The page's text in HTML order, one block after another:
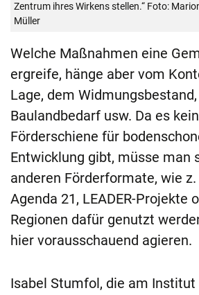
Zentrum ihres Wirkens stellen.“ Foto:
Müller
Welche Maßnahmen eine
ergreife, hänge aber vom
Lage, dem
Baulandbedarf usw. Da es
Förderschiene für
Entwicklung gibt, müsse man
anderen Förderformate, wie z.
Agenda 21, LEADER-Projekte
Regionen dafür genutzt
hier vorausschauend agieren.
Isabel Stumfol, die am